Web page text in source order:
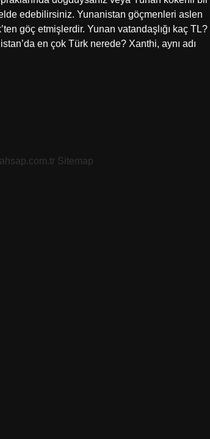
edebilirsiniz. Yunanistan göçmenleri aslen
göç etmişlerdir. Yunan vatandaşlığı kaç TL?
en çok Türk nerede? Xanthi, aynı adı
Sitemap